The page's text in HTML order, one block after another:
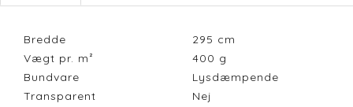
Bredde 295 cm
Vægt pr. m²
400 g
Bundvare
Lysdæmpende
Transparent
Nej